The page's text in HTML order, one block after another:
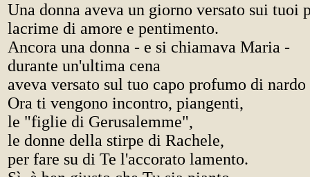
Una donna aveva un giorno versato sui tuoi
lacrime di amore e pentimento.
Ancora una donna - e si chiamava Maria -
durante un'ultima cena
aveva versato sul tuo capo profumo di
Ora ti vengono incontro, piangenti,
le "figlie di Gerusalemme",
le donne della stirpe di Rachele,
per fare su di Te l'accorato lamento.